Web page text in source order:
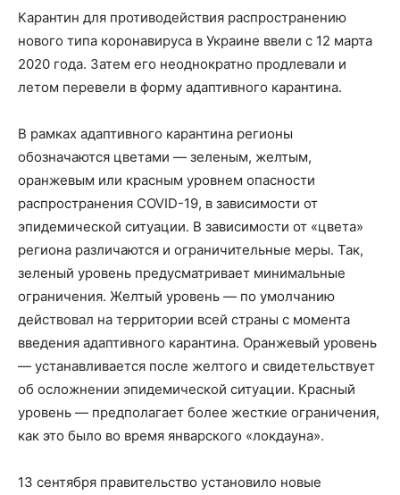
Карантин для противодействия распространению
нового типа коронавируса в Украине ввели с 12 марта
2020 года. Затем его неоднократно продлевали и
летом перевели в форму адаптивного карантина.
В рамках адаптивного карантина регионы
обозначаются цветами — зеленым, желтым,
оранжевым или красным уровнем опасности
распространения COVID-19, в зависимости от
эпидемической ситуации. В зависимости от «цвета»
региона различаются и ограничительные меры. Так,
зеленый уровень предусматривает минимальные
ограничения. Желтый уровень — по умолчанию
действовал на территории всей страны с момента
введения адаптивного карантина. Оранжевый уровень
— устанавливается после желтого и свидетельствует
об осложнении эпидемической ситуации. Красный
уровень — предполагает более жесткие ограничения,
как это было во время январского «локдауна».
13 сентября правительство установило новые